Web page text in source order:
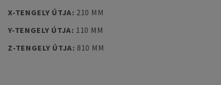
X-TENGELY ÚTJA: 210 MM
Y-TENGELY ÚTJA: 110 MM
Z-TENGELY ÚTJA: 810 MM